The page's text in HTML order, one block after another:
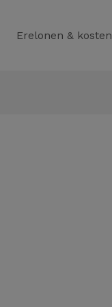
Erelonen & kosten